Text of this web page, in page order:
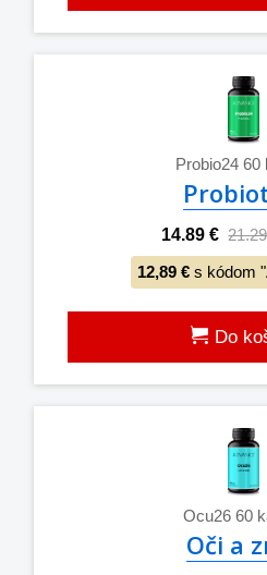
Probio24 60
14.89 €
12,89 € s kódom
Do
Ocu26 60
Oči a